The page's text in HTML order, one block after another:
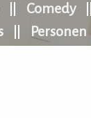
Comedy
Personen